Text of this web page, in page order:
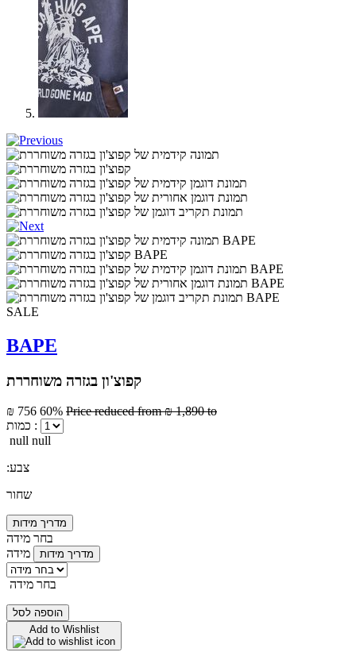
SALE
BAPE
קפוצ'ון בגזרה משוחררת
₪ 756 60% Price reduced from₪ 1,890 to
כמות :
null null
:צבע
שחור
מדריך מידות
בחר מידה
מידה
מדריך מידות
בחר מידה
הוספה לסל
Add to Wishlist